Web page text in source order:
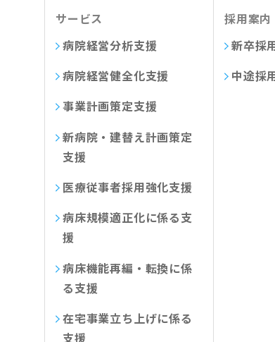
サービス
病院経営分析支援
病院経営健全化支援
事業計画策定支援
新病院・建替え計画策定
支援
医療従事者採用強化支援
病床規模適正化に係る支
援
病床機能再編・転換に係
る支援
在宅事業立ち上げに係る
支援
採用案内
新卒採
中途採